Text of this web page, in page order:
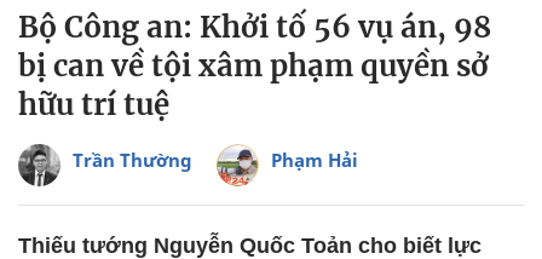
Bộ Công an: Khởi tố 56 vụ án, 98
bị can về tội xâm phạm quyền sở
hữu trí tuệ
Trần Thường Phạm Hải
Thiếu tướng Nguyễn Quốc Toản cho biết lực